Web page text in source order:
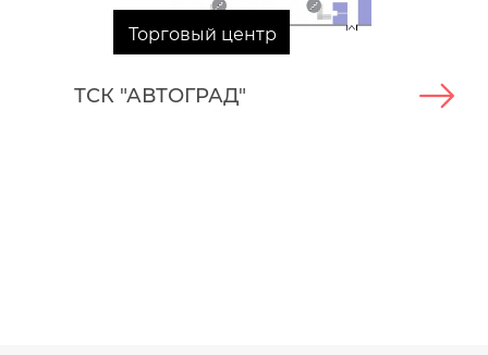
Торговый центр
ТСК "АВТОГРАД"